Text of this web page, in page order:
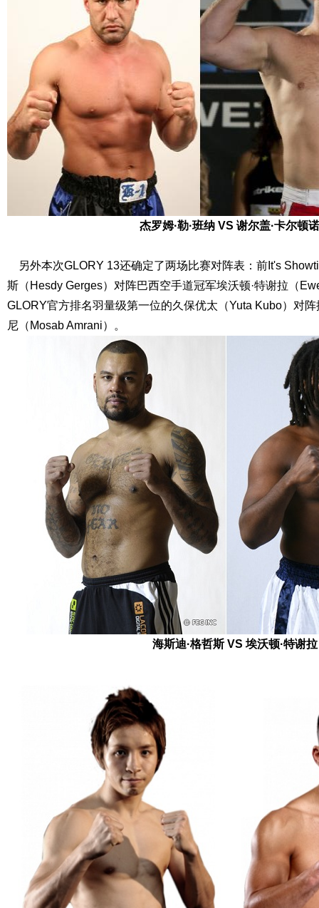
杰罗姆·勒·班纳 VS 谢尔盖·卡尔顿
另外本次GLORY 13还确定了两场比赛对阵表：前It's
斯（Hesdy Gerges）对阵巴西空手道冠军埃沃顿·特谢拉（
GLORY官方排名羽量级第一位的久保优太（Yuta Kubo）对
尼（Mosab Amrani）。
海斯迪·格哲斯 VS 埃沃顿·特谢拉